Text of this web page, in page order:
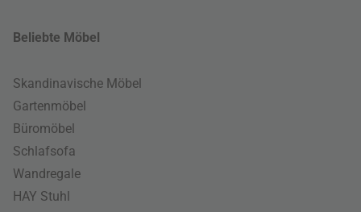
Beliebte Möbel
Skandinavische Möbel
Gartenmöbel
Büromöbel
Schlafsofa
Wandregale
HAY Stuhl